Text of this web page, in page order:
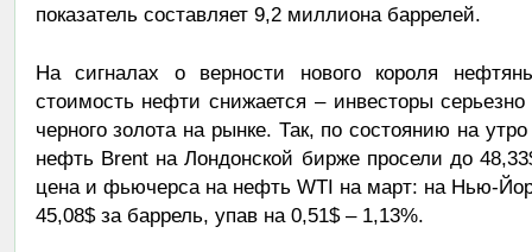
показатель составляет 9,2 миллиона баррелей.
На сигналах о верности нового короля
стоимость нефти снижается – инвесторы
черного золота на рынке. Так, по состоянию на
нефть Brent на Лондонской бирже просели до
цена и фьючерса на нефть WTI на март: на Нью-
45,08$ за баррель, упав на 0,51$ – 1,13%.